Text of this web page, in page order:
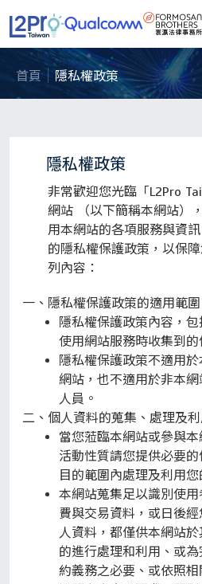
首頁 隱私權政策
隱私權政策
非常歡迎您光臨「L2Pro
網站 （以下簡稱本網站）
用本網站的各項服務與資
的隱私權保護政策，以保
列內容：
隱私權保護政策的適用範圍
隱私權保護政策內容，
使用網站服務時收集到的
隱私權保護政策不適用
網站，也不適用於非本
人員。
個人資料的蒐集、處理及
當您蒞臨本網站或參與
活動性質請您提供必要
目的範圍內處理及利用您
本網站蒐集足以識別使
費與交易資料，或日後
人資料，都僅供本網站
的進行處理和利用、或
約義務之必要、或依照